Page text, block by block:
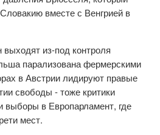
вместе с Венгрией в
из-под контроля
парализована фермерскими
в Австрии лидируют правые
свободы - тоже критики
выборы в Европарламент, где
мест.